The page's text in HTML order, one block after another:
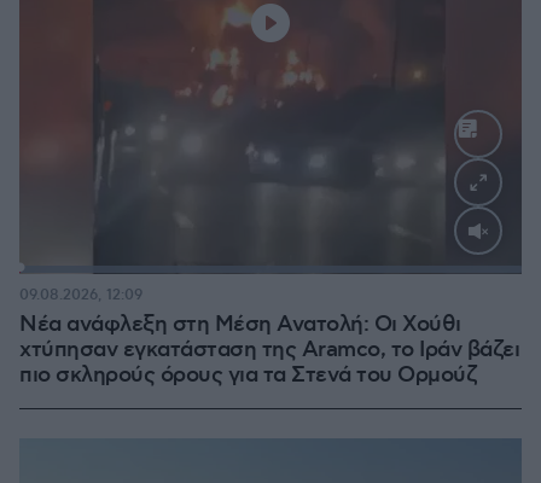
Loaded:
Νέα ανάφλεξη στη Μέση Ανατολή: Οι Χούθι
χτύπησαν εγκατάσταση της Aramco, το Ιράν βάζει
πιο σκληρούς όρους για τα Στενά του Ορμούζ
09.08.2026, 12:09